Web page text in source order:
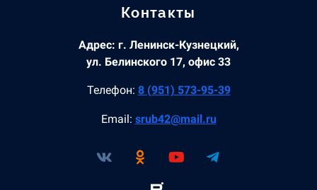
Контакты
Адрес: г. Ленинск-Кузнецкий,
ул. Белинского 17, офис 33
Телефон: 8 (951) 573-95-39
Email: srub42@mail.ru